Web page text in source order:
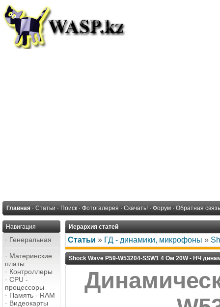
Главная · Статьи · Поиск · Фотогалерея · Скачать! · Форум · Обратная связь
Навигация
· Генеральная
· Материнские
платы
· Контроллеры
· CPU -
процессоры
· Память - RAM
· Видеокарты
Иерархия статей
Статьи » ГД - динамики, микрофоны »
Shock Wave P59-W53204-SSW1 4 Ом 20W - НЧ